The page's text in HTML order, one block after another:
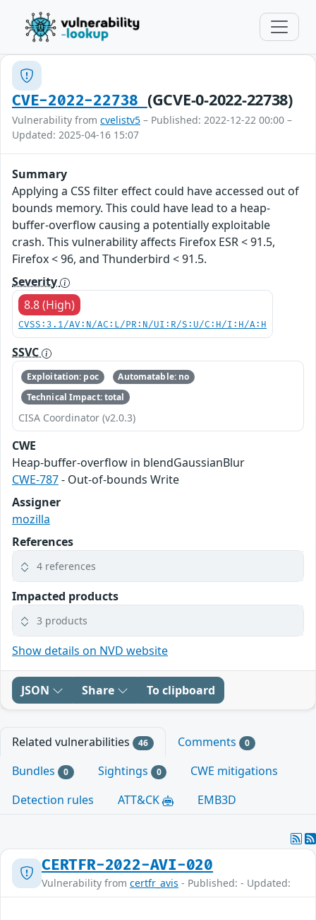
CVE-2022-22738 (GCVE-0-2022-22738)
Vulnerability from cvelistv5 – Published: 2022-12-22 00:00 –
Updated: 2025-04-16 15:07
Summary
Applying a CSS filter effect could have accessed out of
bounds memory. This could have lead to a heap-
buffer-overflow causing a potentially exploitable
crash. This vulnerability affects Firefox ESR < 91.5,
Firefox < 96, and Thunderbird < 91.5.
Severity
8.8 (High)
CVSS:3.1/AV:N/AC:L/PR:N/UI:R/S:U/C:H/I:H/A:H
SSVC
Exploitation: poc
Automatable: no
Technical Impact: total
CISA Coordinator (v2.0.3)
CWE
Heap-buffer-overflow in blendGaussianBlur
CWE-787- Out-of-bounds Write
Assigner
mozilla
References
4 references
Impacted products
3 products
Show details on NVD website
JSON Share To clipboard
Related vulnerabilities 46 Comments 0
Bundles 0 Sightings 0
CWE mitigations
Detection rules
ATT&CK EMB3D
CERTFR-2022-AVI-020
Vulnerability from certfr_avis - Published: - Updated: